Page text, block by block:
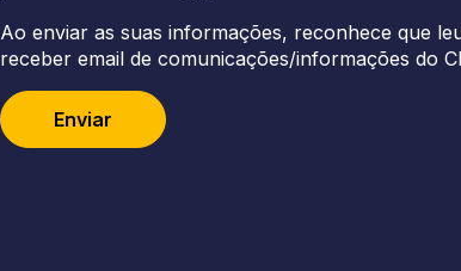
Ao enviar as suas informações, reconhece que
receber email de comunicações/informações do
Enviar